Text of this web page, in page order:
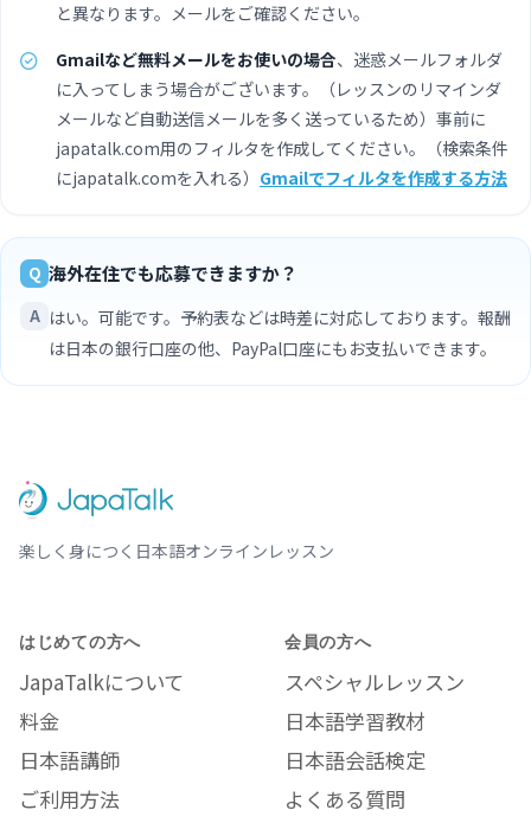
と異なります。メールをご確認ください。
Gmailなど無料メールをお使いの場合、迷惑メールフォルダ
に入ってしまう場合がございます。（レッスンのリマインダ
メールなど自動送信メールを多く送っているため）事前に
japatalk.com用のフィルタを作成してください。（検索条件
にjapatalk.comを入れる） Gmailでフィルタを作成する方法
海外在住でも応募できますか？
はい。可能です。予約表などは時差に対応しております。報酬
は日本の銀行口座の他、PayPal口座にもお支払いできます。
楽しく身につく日本語オンラインレッスン
はじめての方へ
JapaTalkについて
料金
日本語講師
ご利用方法
会員の方へ
スペシャルレッスン
日本語学習教材
日本語会話検定
よくある質問